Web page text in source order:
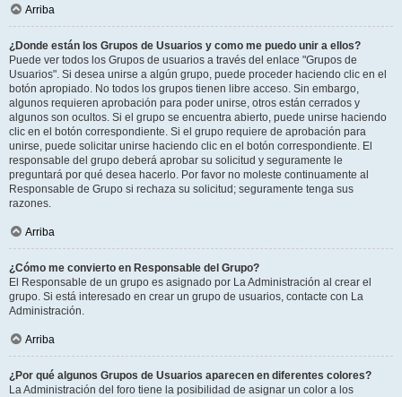
Arriba
¿Donde están los Grupos de Usuarios y como me puedo unir a ellos?
Puede ver todos los Grupos de usuarios a través del enlace "Grupos de
Usuarios". Si desea unirse a algún grupo, puede proceder haciendo clic en el
botón apropiado. No todos los grupos tienen libre acceso. Sin embargo,
algunos requieren aprobación para poder unirse, otros están cerrados y
algunos son ocultos. Si el grupo se encuentra abierto, puede unirse haciendo
clic en el botón correspondiente. Si el grupo requiere de aprobación para
unirse, puede solicitar unirse haciendo clic en el botón correspondiente. El
responsable del grupo deberá aprobar su solicitud y seguramente le
preguntará por qué desea hacerlo. Por favor no moleste continuamente al
Responsable de Grupo si rechaza su solicitud; seguramente tenga sus
razones.
Arriba
¿Cómo me convierto en Responsable del Grupo?
El Responsable de un grupo es asignado por La Administración al crear el
grupo. Si está interesado en crear un grupo de usuarios, contacte con La
Administración.
Arriba
¿Por qué algunos Grupos de Usuarios aparecen en diferentes colores?
La Administración del foro tiene la posibilidad de asignar un color a los